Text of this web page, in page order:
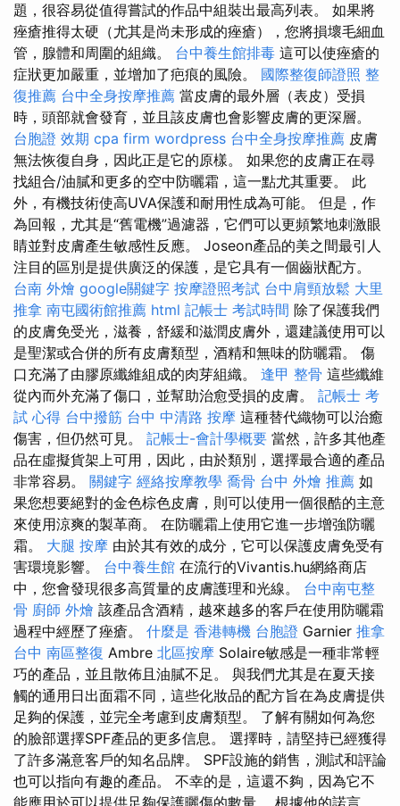
題，很容易從值得嘗試的作品中組裝出最高列表。 如果將
痤瘡推得太硬（尤其是尚未形成的痤瘡），您將損壞毛細血
管，腺體和周圍的組織。 台中養生館排毒 這可以使痤瘡的
症狀更加嚴重，並增加了疤痕的風險。 國際整復師證照 整
復推薦 台中全身按摩推薦 當皮膚的最外層（表皮）受損
時，頭部就會發育，並且該皮膚也會影響皮膚的更深層。
台胞證 效期 cpa firm wordpress 台中全身按摩推薦 皮膚
無法恢復自身，因此正是它的原樣。 如果您的皮膚正在尋
找組合/油膩和更多的空中防曬霜，這一點尤其重要。 此
外，有機技術使高UVA保護和耐用性成為可能。 但是，作
為回報，尤其是“舊電機”過濾器，它們可以更頻繁地刺激眼
睛並對皮膚產生敏感性反應。 Joseon產品的美之間最引人
注目的區別是提供廣泛的保護，是它具有一個齒狀配方。
台南 外燴 google關鍵字 按摩證照考試 台中肩頸放鬆 大里
推拿 南屯國術館推薦 html 記帳士 考試時間 除了保護我們
的皮膚免受光，滋養，舒緩和滋潤皮膚外，還建議使用可以
是聖潔或合併的所有皮膚類型，酒精和無味的防曬霜。 傷
口充滿了由膠原纖維組成的肉芽組織。 逢甲 整骨 這些纖維
從內而外充滿了傷口，並幫助治愈受損的皮膚。 記帳士 考
試 心得 台中撥筋 台中 中清路 按摩 這種替代織物可以治癒
傷害，但仍然可見。 記帳士-會計學概要 當然，許多其他產
品在虛擬貨架上可用，因此，由於類別，選擇最合適的產品
非常容易。 關鍵字 經絡按摩教學 喬骨 台中 外燴 推薦 如
果您想要絕對的金色棕色皮膚，則可以使用一個很酷的主意
來使用涼爽的製革商。 在防曬霜上使用它進一步增強防曬
霜。 大腿 按摩 由於其有效的成分，它可以保護皮膚免受有
害環境影響。 台中養生館 在流行的Vivantis.hu網絡商店
中，您會發現很多高質量的皮膚護理和光線。 台中南屯整
骨 廚師 外燴 該產品含酒精，越來越多的客戶在使用防曬霜
過程中經歷了痤瘡。 什麼是 香港轉機 台胞證 Garnier 推拿
台中 南區整復 Ambre 北區按摩 Solaire敏感是一種非常輕
巧的產品，並且散佈且油膩不足。 與我們尤其是在夏天接
觸的通用日出面霜不同，這些化妝品的配方旨在為皮膚提供
足夠的保護，並完全考慮到皮膚類型。 了解有關如何為您
的臉部選擇SPF產品的更多信息。 選擇時，請堅持已經獲得
了許多滿意客戶的知名品牌。 SPF設施的銷售，測試和評論
也可以指向有趣的產品。 不幸的是，這還不夠，因為它不
能應用於可以提供足夠保護曬傷的數量。 根據他的諾言，